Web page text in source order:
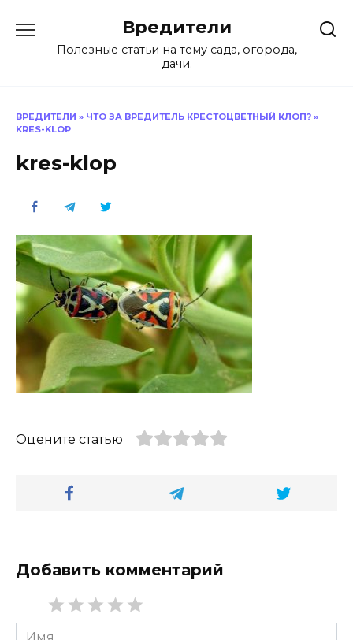
содержанию
Вредители
Полезные статьи на тему сада, огорода,
дачи.
ВРЕДИТЕЛИ » ЧТО ЗА ВРЕДИТЕЛЬ КРЕСТОЦВЕТНЫЙ КЛОП? »
KRES-KLOP
kres-klop
Оцените статью
Добавить комментарий
Имя